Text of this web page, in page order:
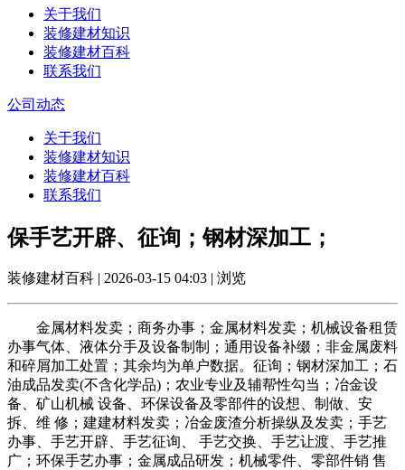
关于我们
装修建材知识
装修建材百科
联系我们
公司动态
关于我们
装修建材知识
装修建材百科
联系我们
保手艺开辟、征询；钢材深加工；
装修建材百科 | 2026-03-15 04:03 | 浏览
金属材料发卖；商务办事；金属材料发卖；机械设备租赁
办事气体、液体分手及设备制制；通用设备补缀；非金属废料
和碎屑加工处置；其余均为单户数据。征询；钢材深加工；石
油成品发卖(不含化学品)；农业专业及辅帮性勾当；冶金设
备、矿山机械 设备、环保设备及零部件的设想、制做、安
拆、维 修；建建材料发卖；冶金废渣分析操纵及发卖；手艺
办事、手艺开辟、手艺征询、 手艺交换、手艺让渡、手艺推
广；环保手艺办事；金属成品研发；机械零件、零部件销 售